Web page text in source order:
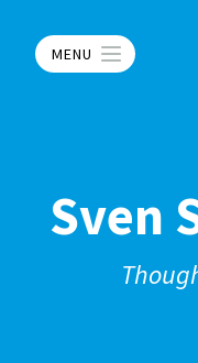
MENU
Sven